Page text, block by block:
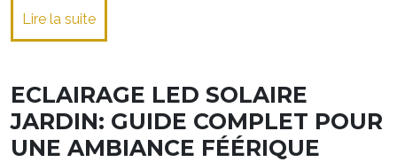
Lire la suite
ECLAIRAGE LED SOLAIRE
JARDIN: GUIDE COMPLET POUR
UNE AMBIANCE FÉÉRIQUE